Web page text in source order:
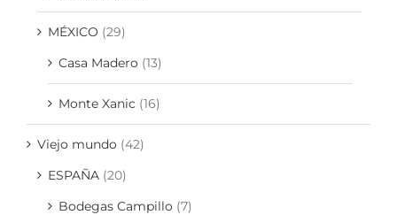
MÉXICO (29)
Casa Madero (13)
Monte Xanic (16)
Viejo mundo (42)
ESPAÑA (20)
Bodegas Campillo (7)